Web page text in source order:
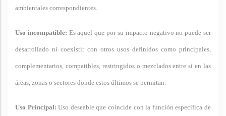
ambientales correspondientes.
Uso incompatible: Es aquel que por su impacto negativo no puede ser
desarrollado ni coexistir con otros usos definidos como principales,
complementarios, compatibles, restringidos o mezclados entre sí en las
áreas, zonas o sectores donde estos últimos se permitan.
Uso Principal: Uso deseable que coincide con la función específica de